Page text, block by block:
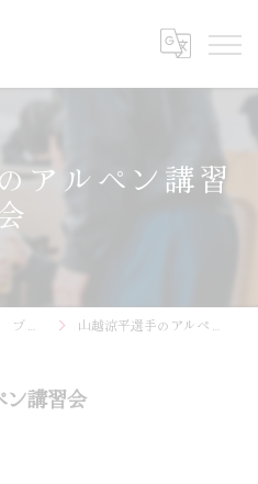
アルペン講習
ブログ 山越涼平選手のアルペン講習会
ン講習会